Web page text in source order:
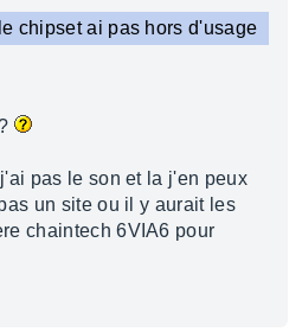
chipset ai pas hors d'usage
pas le son et la j'en peux
un site ou il y aurait les
chaintech 6VIA6 pour